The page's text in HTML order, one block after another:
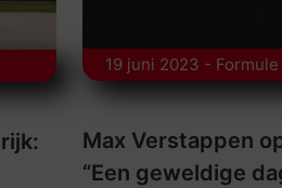
19 juni 2023 - Formule
Max Verstappen
“Een geweldige